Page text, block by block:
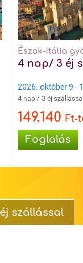
Észak-Itália
4 nap/ 3 éj
2026. október 9 -
4 nap / 3 éj szállással
149.140Ft-
Foglalás
szállással